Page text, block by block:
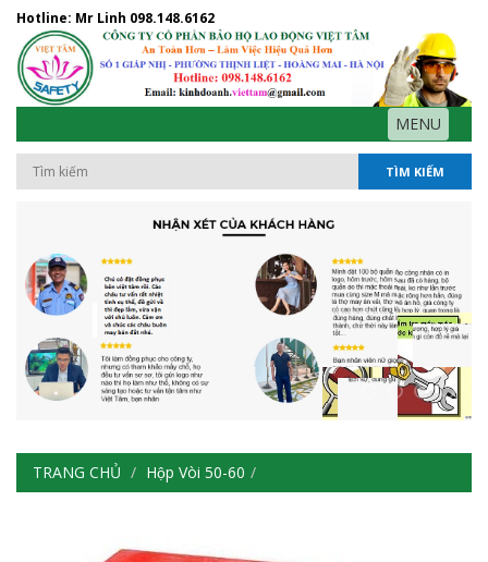
Hotline: Mr Linh 098.148.6162
MENU
TÌM KIẾM
TRANG CHỦ Hộp Vòi 50-60